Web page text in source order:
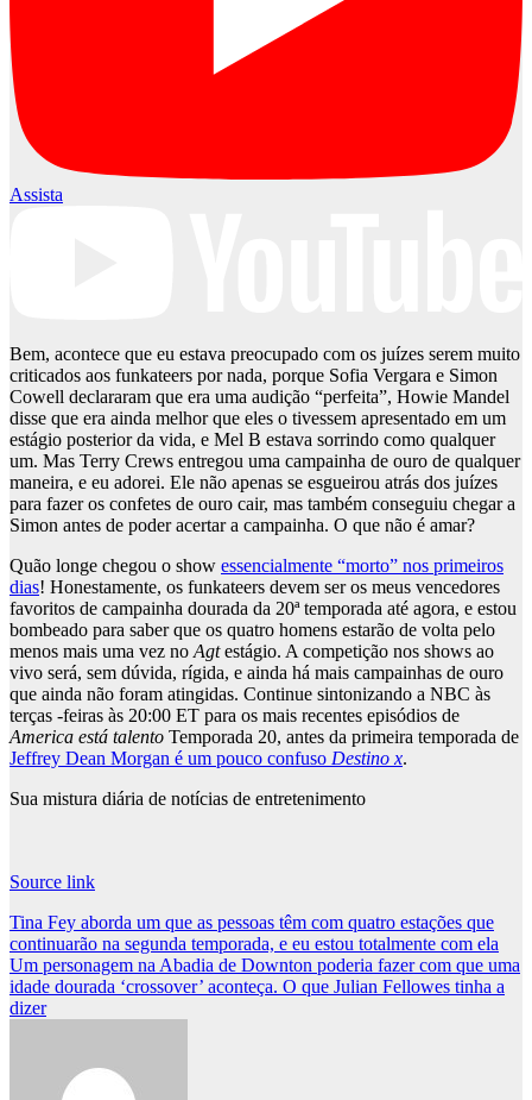
Assista
Bem, acontece que eu estava preocupado com os juízes serem muito
criticados aos funkateers por nada, porque Sofia Vergara e Simon
Cowell declararam que era uma audição “perfeita”, Howie Mandel
disse que era ainda melhor que eles o tivessem apresentado em um
estágio posterior da vida, e Mel B estava sorrindo como qualquer
um. Mas Terry Crews entregou uma campainha de ouro de qualquer
maneira, e eu adorei. Ele não apenas se esgueirou atrás dos juízes
para fazer os confetes de ouro cair, mas também conseguiu chegar a
Simon antes de poder acertar a campainha. O que não é amar?
Quão longe chegou o show essencialmente “morto” nos primeiros
dias! Honestamente, os funkateers devem ser os meus vencedores
favoritos de campainha dourada da 20ª temporada até agora, e estou
bombeado para saber que os quatro homens estarão de volta pelo
menos mais uma vez no Agtestágio. A competição nos shows ao
vivo será, sem dúvida, rígida, e ainda há mais campainhas de ouro
que ainda não foram atingidas. Continue sintonizando a NBC às
terças -feiras às 20:00 ET para os mais recentes episódios de
America está talento Temporada 20, antes da primeira temporada de
Jeffrey Dean Morgan é um pouco confuso Destino x.
Sua mistura diária de notícias de entretenimento
Source link
Post
navigation
Tina Fey aborda um que as pessoas têm com quatro estações que
continuarão na segunda temporada, e eu estou totalmente com ela
Um personagem na Abadia de Downton poderia fazer com que uma
idade dourada ‘crossover’ aconteça. O que Julian Fellowes tinha a
dizer